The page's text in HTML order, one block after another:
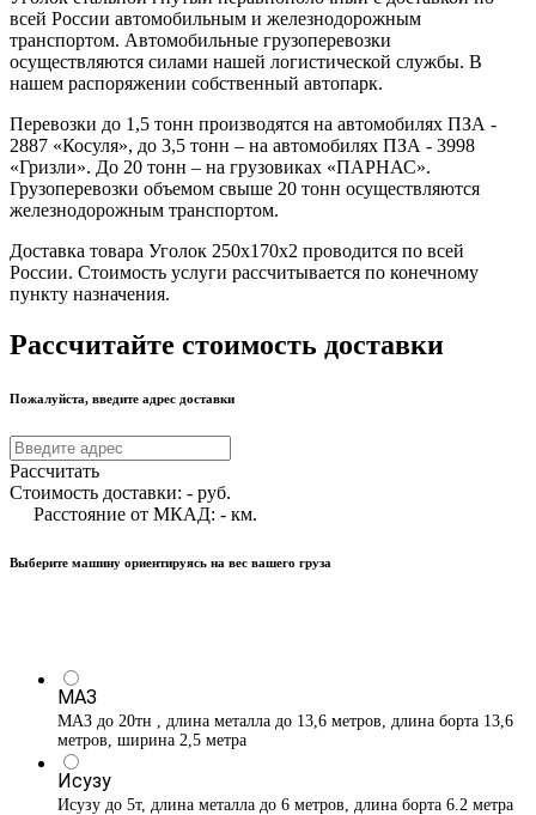
всей России автомобильным и железнодорожным
транспортом. Автомобильные грузоперевозки
осуществляются силами нашей логистической службы. В
нашем распоряжении собственный автопарк.
Перевозки до 1,5 тонн производятся на автомобилях ПЗА -
2887 «Косуля», до 3,5 тонн – на автомобилях ПЗА - 3998
«Гризли». До 20 тонн – на грузовиках «ПАРНАС».
Грузоперевозки объемом свыше 20 тонн осуществляются
железнодорожным транспортом.
Доставка товара Уголок 250х170х2 проводится по всей
России. Стоимость услуги рассчитывается по конечному
пункту назначения.
Рассчитайте стоимость доставки
Пожалуйста, введите адрес доставки
Рассчитать
Стоимость доставки: - руб.
Расстояние от МКАД: - км.
Выберите машину ориентируясь на вес вашего груза
МАЗ
МАЗ до 20тн , длина металла до 13,6 метров, длина борта 13,6
метров, ширина 2,5 метра
Исузу
Исузу до 5т, длина металла до 6 метров, длина борта 6.2 метра